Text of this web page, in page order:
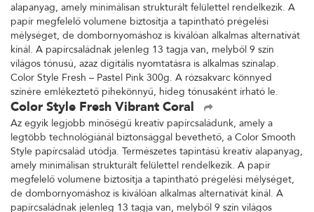
alapanyag, amely minimálisan strukturált felülettel rendelkezik. A
papír megfelelő volumene biztosítja a tapintható prégelési
mélységet, de dombornyomáshoz is kiválóan alkalmas alternatívát
kínál. A papírcsaládnak jelenleg 13 tagja van, melyből 9 szín
világos tónusú, azaz digitális nyomtatásra is alkalmas színalap.
Color Style Fresh – Pastel Pink 300g. A rózsakvarc könnyed
színére emlékeztető pihekönnyű, hideg tónusaként írható le.
Color Style Fresh Vibrant Coral
Az egyik legjobb minőségű kreatív papírcsaládunk, amely a
legtöbb technológiánál biztonsággal bevethető, a Color Smooth
Style papírcsalád utódja. Természetes tapintású kreatív alapanyag,
amely minimálisan strukturált felülettel rendelkezik. A papír
megfelelő volumene biztosítja a tapintható prégelési mélységet,
de dombornyomáshoz is kiválóan alkalmas alternatívát kínál. A
papírcsaládnak jelenleg 13 tagja van, melyből 9 szín világos